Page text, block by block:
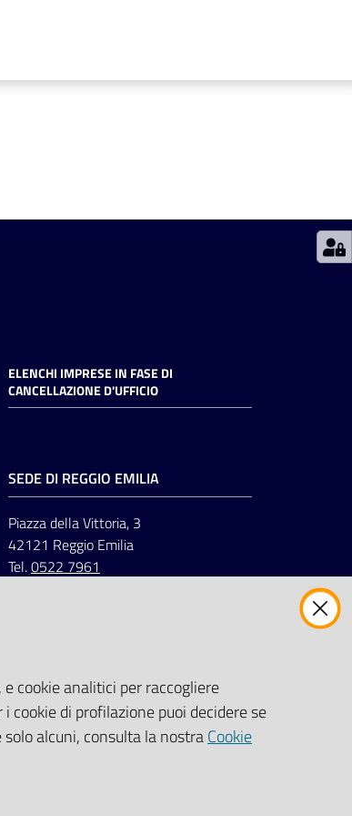
ELENCHI IMPRESE IN FASE DI
CANCELLAZIONE D'UFFICIO
SEDE DI REGGIO EMILIA
Piazza della Vittoria, 3
42121 Reggio Emilia
Tel.0522 7961
cookie analitici per raccogliere
di profilazione puoi decidere se
alcuni, consulta la nostraCookie